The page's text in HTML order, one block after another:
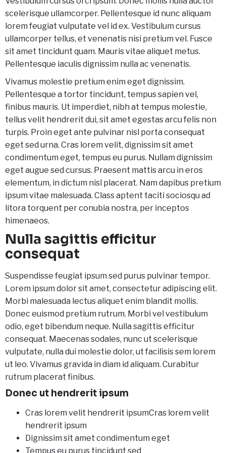
scelerisque ullamcorper. Pellentesque id nunc aliquam
lorem feugiat vulputate vel id ex. Vestibulum cursus
ullamcorper tellus, et venenatis nisi pretium vel. Fusce
sit amet tincidunt quam. Mauris vitae aliquet metus.
Pellentesque iaculis dignissim nulla ac venenatis.
Vivamus molestie pretium enim eget dignissim.
Pellentesque a tortor tincidunt, tempus sapien vel,
finibus mauris. Ut imperdiet, nibh at tempus molestie,
tellus velit hendrerit dui, sit amet egestas arcu felis non
turpis. Proin eget ante pulvinar nisl porta consequat
eget sed urna. Cras lorem velit, dignissim sit amet
condimentum eget, tempus eu purus. Nullam dignissim
eget augue sed cursus. Praesent mattis arcu in eros
elementum, in dictum nisl placerat. Nam dapibus pretium
ipsum vitae malesuada. Class aptent taciti sociosqu ad
litora torquent per conubia nostra, per inceptos
himenaeos.
Nulla sagittis efficitur
consequat
Suspendisse feugiat ipsum sed purus pulvinar tempor.
Lorem ipsum dolor sit amet, consectetur adipiscing elit.
Morbi malesuada lectus aliquet enim blandit mollis.
Donec euismod pretium rutrum. Morbi vel vestibulum
odio, eget bibendum neque. Nulla sagittis efficitur
consequat. Maecenas sodales, nunc ut scelerisque
vulputate, nulla dui molestie dolor, ut facilisis sem lorem
ut leo. Vivamus gravida in diam id aliquam. Curabitur
rutrum placerat finibus.
Donec ut hendrerit ipsum
Cras lorem velit hendrerit ipsumCras lorem velit
hendrerit ipsum
Dignissim sit amet condimentum eget
Tempus eu purus tincidunt sed